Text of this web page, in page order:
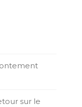
sur le